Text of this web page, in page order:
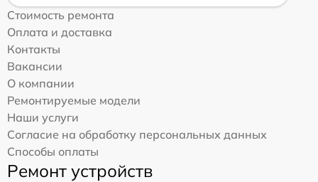
Стоимость ремонта
Оплата и доставка
Контакты
Вакансии
О компании
Ремонтируемые модели
Наши услуги
Согласие на обработку персональных данных
Способы оплаты
Ремонт устройств